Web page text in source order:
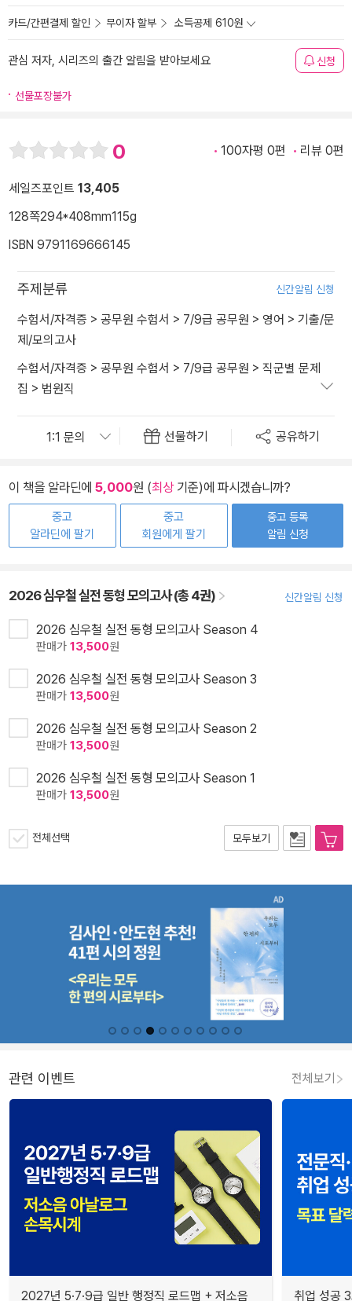
카드/간편결제 할인 무이자 할부 소득공제 610원
관심 저자, 시리즈의 출간 알림을 받아보세요 신청
선물포장불가
0 100자평 0편 리뷰 0편
세일즈포인트 13,405
128쪽294*408mm115g
ISBN 9791169666145
주제분류 신간알림 신청
수험서/자격증 > 공무원 수험서 > 7/9급 공무원 > 영어 > 기출/문
제/모의고사
수험서/자격증 > 공무원 수험서 > 7/9급 공무원 > 직군별 문제
집 > 법원직
선물하기 공유하기
이 책을 알라딘에 5,000원 (최상기준)에 파시겠습니까?
중고
알라딘에 팔기
중고
회원에게 팔기
중고 등록
알림 신청
2026 심우철 실전 동형 모의고사 (총 4권) 신간알림 신청
2026 심우철 실전 동형 모의고사 Season 4
판매가 13,500원
2026 심우철 실전 동형 모의고사 Season 3
판매가 13,500원
2026 심우철 실전 동형 모의고사 Season 2
판매가 13,500원
2026 심우철 실전 동형 모의고사 Season 1
판매가 13,500원
전체선택 모두보기
관련 이벤트 전체보기
2027년 5·7·9급 일반 행정직 로드맵 + 저소음 취업 성공